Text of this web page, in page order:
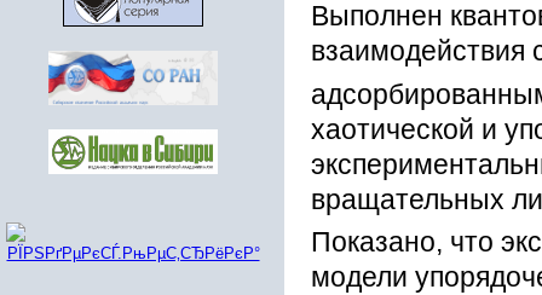
Выполнен
взаимодействия
хаотической и
вращательных
Показано, что
модели